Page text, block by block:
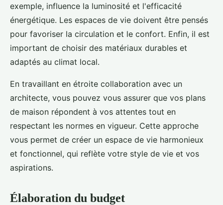
exemple, influence la luminosité et l'efficacité
énergétique. Les espaces de vie doivent être pensés
pour favoriser la circulation et le confort. Enfin, il est
important de choisir des matériaux durables et
adaptés au climat local.
En travaillant en étroite collaboration avec un
architecte, vous pouvez vous assurer que vos plans
de maison répondent à vos attentes tout en
respectant les normes en vigueur. Cette approche
vous permet de créer un espace de vie harmonieux
et fonctionnel, qui reflète votre style de vie et vos
aspirations.
Élaboration du budget